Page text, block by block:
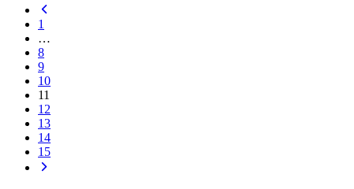
1
…
8
9
10
11
12
13
14
15